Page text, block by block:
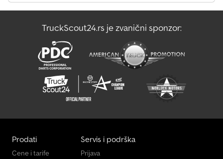
TruckScout24.rs je zvanični sponzor:
Prodati
Cene i tarife
Servis i podrška
Prijava